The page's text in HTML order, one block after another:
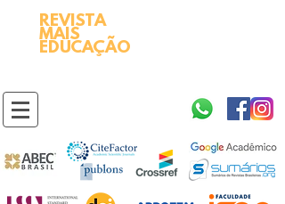
REVISTA
MAIS
EDUCAÇÃO